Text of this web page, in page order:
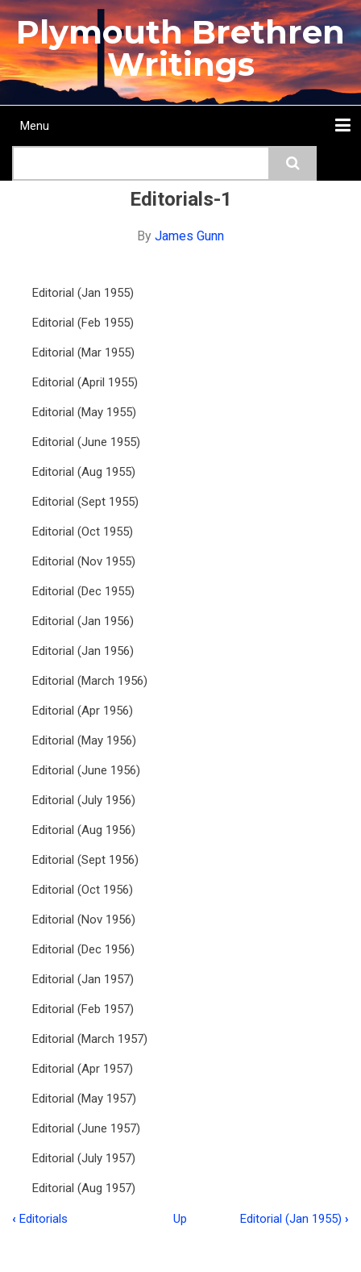
Skip
to
main
content
Plymouth Brethren
Writings
Main
Menu
Editorials-1
By James Gunn
Editorial (Jan 1955)
Editorial (Feb 1955)
Editorial (Mar 1955)
Editorial (April 1955)
Editorial (May 1955)
Editorial (June 1955)
Editorial (Aug 1955)
Editorial (Sept 1955)
Editorial (Oct 1955)
Editorial (Nov 1955)
Editorial (Dec 1955)
Editorial (Jan 1956)
Editorial (Jan 1956)
Editorial (March 1956)
Editorial (Apr 1956)
Editorial (May 1956)
Editorial (June 1956)
Editorial (July 1956)
Editorial (Aug 1956)
Editorial (Sept 1956)
Editorial (Oct 1956)
Editorial (Nov 1956)
Editorial (Dec 1956)
Editorial (Jan 1957)
Editorial (Feb 1957)
Editorial (March 1957)
Editorial (Apr 1957)
Editorial (May 1957)
Editorial (June 1957)
Editorial (July 1957)
Editorial (Aug 1957)
‹ Editorials Up Editorial (Jan 1955) ›